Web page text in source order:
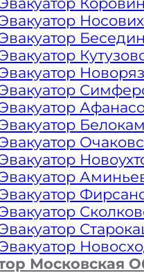
Эвакуатор
Эвакуатор
Эвакуатор
Эвакуатор
Эвакуатор
Эвакуатор
Эвакуатор
Эвакуатор
Эвакуатор
Эвакуатор
Эвакуатор
Эвакуатор
Эвакуатор
Эвакуатор
Московская